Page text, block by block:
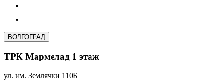
ВОЛГОГРАД
ТРК Мармелад 1 этаж
ул. им. Землячки 110Б